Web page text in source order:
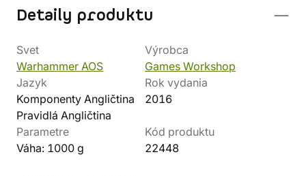
Detaily produktu
Svet
Warhammer AOS
Výrobca
Games Workshop
Jazyk
Komponenty Angličtina
Pravidlá Angličtina
Rok vydania
2016
Parametre
Váha: 1000 g
Kód produktu
22448